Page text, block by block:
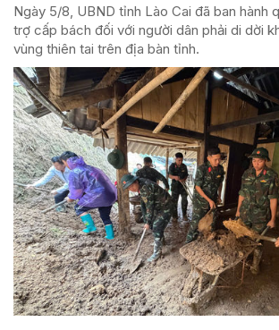
Ngày 5/8, UBND tỉnh Lào Cai đã ban hành
trợ cấp bách đối với người dân phải di dời
vùng thiên tai trên địa bàn tỉnh.